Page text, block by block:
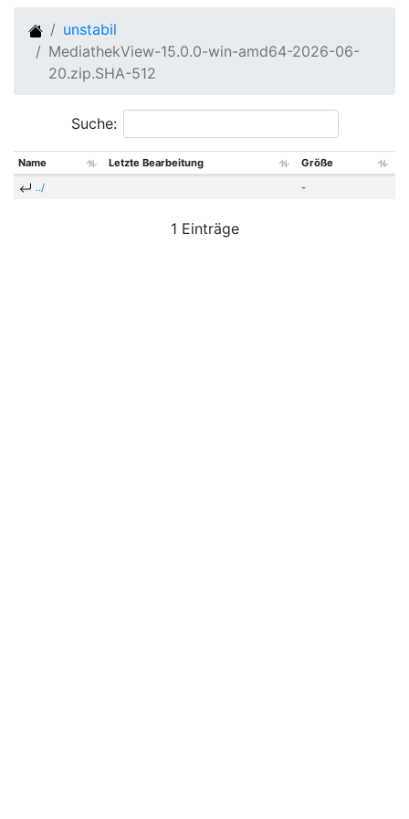
unstabil
MediathekView-15.0.0-win-amd64-2026-06-
20.zip.SHA-512
Suche:
Name Letzte Bearbeitung
Größe
../
-
1 Einträge